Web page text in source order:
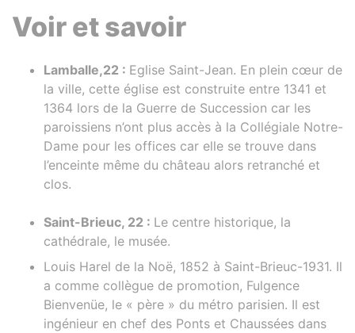
Voir et savoir
Lamballe,22 : Eglise Saint-Jean. En plein cœur de
la ville, cette église est construite entre 1341 et
1364 lors de la Guerre de Succession car les
paroissiens n’ont plus accès à la Collégiale Notre-
Dame pour les offices car elle se trouve dans
l’enceinte même du château alors retranché et
clos.
Saint-Brieuc, 22 : Le centre historique, la
cathédrale, le musée.
Louis Harel de la Noë, 1852 à Saint-Brieuc-1931. Il
a comme collègue de promotion, Fulgence
Bienvenüe, le « père » du métro parisien. Il est
ingénieur en chef des Ponts et Chaussées dans